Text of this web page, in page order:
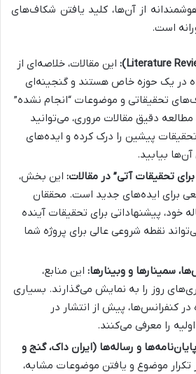
از آن‌ها، کلید یافتن شکاف‌های
است.
این مقالات، خلاصه‌ای از
در یک حوزه خاص هستند و گنجینه‌ای
تحقیقاتی و موضوعات “انجام نشده”
دقیق مقالات مروری، می‌توانید
پیشین را درک کرده و ایده‌های
بیابید.
تحقیقات آتی” در مقالات: این بخش،
برای ایده‌های جدید است. محققان
خود، پیشنهاداتی برای تحقیقات آینده
نقطه شروعی عالی برای پروژه شما
سمینارها و وبینارها: این منابع،
روز را به نمایش می‌گذارند. بسیاری
در کنفرانس‌ها، پیش از انتشار در
را معرفی می‌کنند.
و رساله‌ها (ایران داک، گنج و
تکرار موضوع و یافتن موضوعات مشابه،